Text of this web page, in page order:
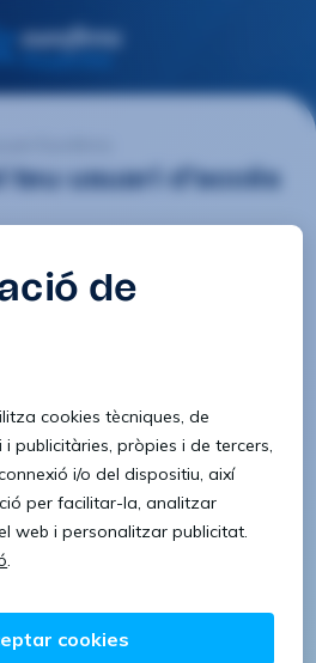
teu usuari d'accés
1 lletra minúscula
1 número